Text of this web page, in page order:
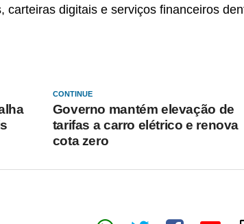
carteiras digitais e serviços financeiros
CONTINUE
Governo mantém elevação de
tarifas a carro elétrico e renova
cota zero